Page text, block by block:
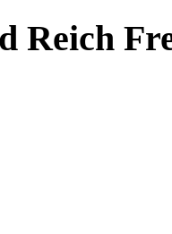
Reich